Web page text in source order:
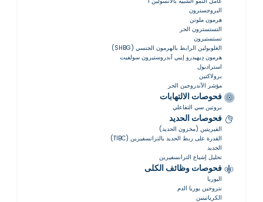
البروجسترون
هرمون ملوتن
التستسترون الحر
تستستيرون
الغلوبولين الرابط بالهرمون الجنسي (SHBG)
هرمون دِيهيدرو إيبي آندروستيرون سولفيت
استراديول
برولاكتين
مؤشر الأندروجين الحر
فحوصات الالتهابات
بروتين سي التفاعلي
فحوصات الحديد
الفيريتين (مخزون الحديد)
القدرة على ربط الحديد بالترانسفيرين (TIBC)
الحديد
تحليل إشباع الترانسفيرين
فحوصات وظائف الكلى
اليوريا
نتروجين يوريا الدم
الكرياتينين